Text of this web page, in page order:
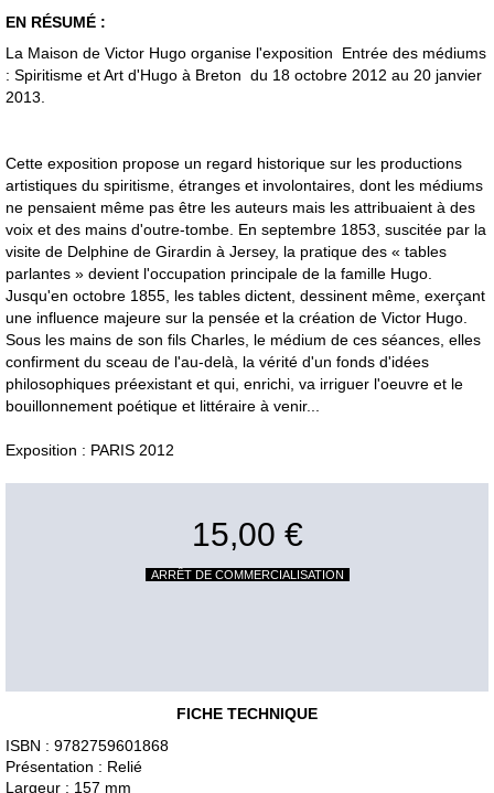
EN RÉSUMÉ :
La Maison de Victor Hugo organise l'exposition Entrée des médiums
: Spiritisme et Art d'Hugo à Breton du 18 octobre 2012 au 20 janvier
2013.
Cette exposition propose un regard historique sur les productions
artistiques du spiritisme, étranges et involontaires, dont les médiums
ne pensaient même pas être les auteurs mais les attribuaient à des
voix et des mains d'outre-tombe. En septembre 1853, suscitée par la
visite de Delphine de Girardin à Jersey, la pratique des « tables
parlantes » devient l'occupation principale de la famille Hugo.
Jusqu'en octobre 1855, les tables dictent, dessinent même, exerçant
une influence majeure sur la pensée et la création de Victor Hugo.
Sous les mains de son fils Charles, le médium de ces séances, elles
confirment du sceau de l'au-delà, la vérité d'un fonds d'idées
philosophiques préexistant et qui, enrichi, va irriguer l'oeuvre et le
bouillonnement poétique et littéraire à venir...
Exposition : PARIS 2012
15,00 €
ARRÊT DE COMMERCIALISATION
FICHE TECHNIQUE
ISBN : 9782759601868
Présentation : Relié
Largeur : 157 mm